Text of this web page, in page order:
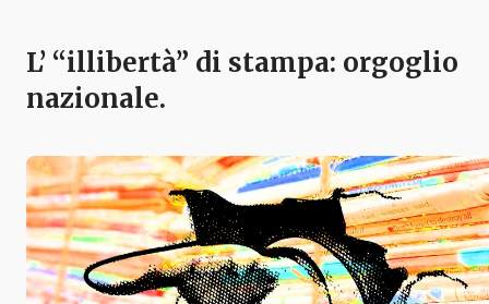
L’ “illibertà” di stampa: orgoglio
nazionale.